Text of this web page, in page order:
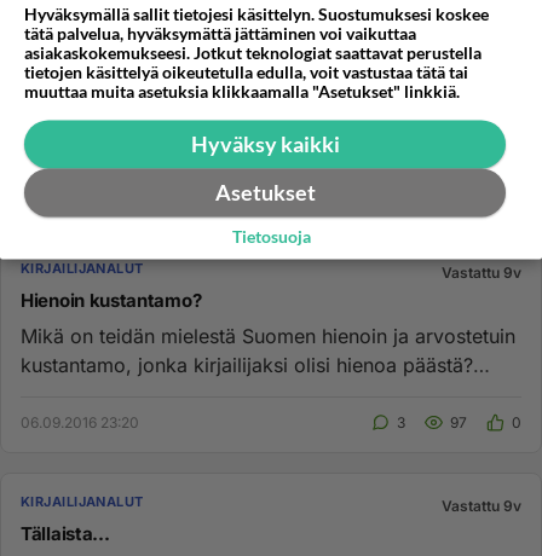
KIRJAILIJANALUT Vastattu 9v
Hienoin kustantamo?
Mikä on teidän mielestä Suomen hienoin ja arvostetuin
kustantamo, jonka kirjailijaksi olisi hienoa päästä?
06.09.2016 23:20 3 97 0
KIRJAILIJANALUT Vastattu 9v
Tällaista...
Hyväksymällä sallit tietojesi käsittelyn. Suostumuksesi koskee
tätä palvelua, hyväksymättä jättäminen voi vaikuttaa
asiakaskokemukseesi. Jotkut teknologiat saattavat perustella
tietojen käsittelyä oikeutetulla edulla, voit vastustaa tätä tai
muuttaa muita asetuksia klikkaamalla "Asetukset" linkkiä.
Hyväksy kaikki
Asetukset
Tietosuoja